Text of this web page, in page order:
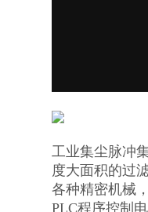
工业集尘脉冲
度大面积的过
各种精密机械
PLC程序控制